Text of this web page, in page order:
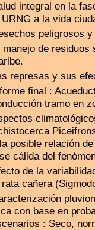
integral en la
URNG a la vida
peligrosos
manejo de residuos
represas y sus
final :
tramo en
posible relación
cálida del
de la
rata cañera
con base en
: Seco,